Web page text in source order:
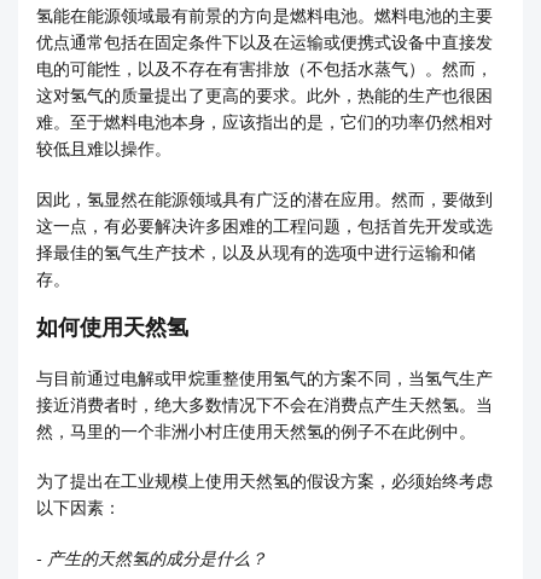
氢能在能源领域最有前景的方向是燃料电池。燃料电池的主要
优点通常包括在固定条件下以及在运输或便携式设备中直接发
电的可能性，以及不存在有害排放（不包括水蒸气）。然而，
这对氢气的质量提出了更高的要求。此外，热能的生产也很困
难。至于燃料电池本身，应该指出的是，它们的功率仍然相对
较低且难以操作。
因此，氢显然在能源领域具有广泛的潜在应用。然而，要做到
这一点，有必要解决许多困难的工程问题，包括首先开发或选
择最佳的氢气生产技术，以及从现有的选项中进行运输和储
存。
如何使用天然氢
与目前通过电解或甲烷重整使用氢气的方案不同，当氢气生产
接近消费者时，绝大多数情况下不会在消费点产生天然氢。当
然，马里的一个非洲小村庄使用天然氢的例子不在此例中。
为了提出在工业规模上使用天然氢的假设方案，必须始终考虑
以下因素：
- 产生的天然氢的成分是什么？